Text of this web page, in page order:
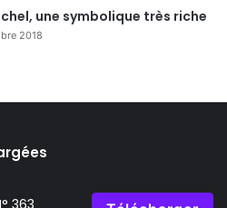
une symbolique très riche
2018